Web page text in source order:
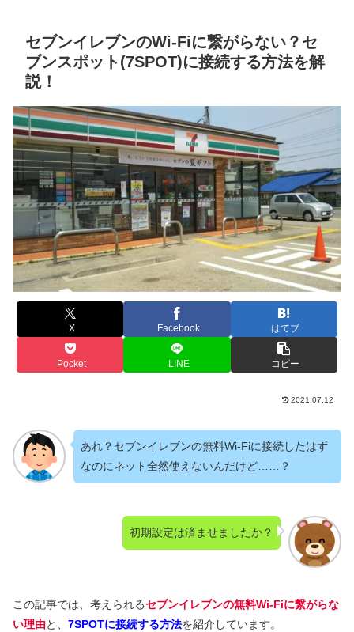
セブンイレブンのWi-Fiに繋がらない？セ
ブンスポット(7SPOT)に接続する方法を解
説！
X Facebook はてブ
Pocket LINE コピー
2021.07.12
あれ？セブンイレブンの無料Wi-Fiに接続したはず
なのにネット全然使えないんだけど……？
初期設定は済ませましたか？
この記事では、考えられるセブンイレブンの無料Wi-Fiに繋がらな
い理由と、 7SPOTに接続する方法を紹介しています。